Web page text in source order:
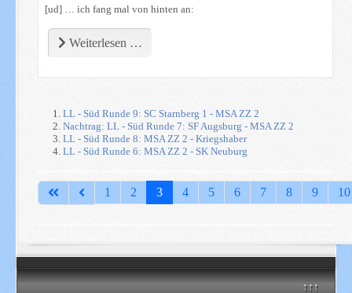
↑↑↑
[ud] … ich fang mal von hinten an:
Weiterlesen …
LL - Süd Runde 9: SC Starnberg 1 - MSA ZZ 2
Nachtrag: LL - Süd Runde 7: SF Augsburg - MSA ZZ 2
LL - Süd Runde 8: MSA ZZ 2 - Kriegshaber
LL - Süd Runde 6: MSA ZZ 2 - SK Neuburg
Seite 3 von 21
1 2 3 4 5 6 7 8 9 10